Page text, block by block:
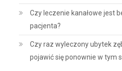
Czy leczenie kanałowe jest
pacjenta?
Czy raz wyleczony ubytek
pojawić się ponownie w tym